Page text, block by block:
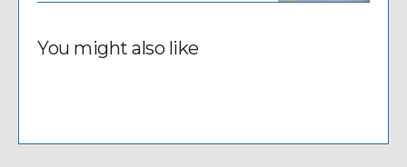
You might also like